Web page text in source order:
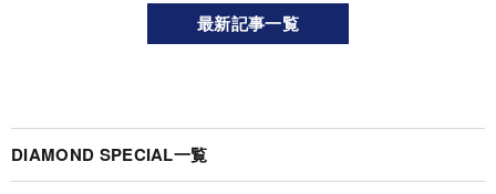
最新記事一覧
DIAMOND SPECIAL一覧